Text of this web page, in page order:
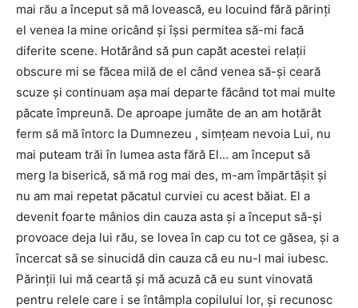
mai rău a început să mă lovească, eu locuind fără părinţi
el venea la mine oricând şi îşsi permitea să-mi facă
diferite scene. Hotărând să pun capăt acestei relaţii
obscure mi se făcea milă de el când venea să-şi ceară
scuze şi continuam aşa mai departe făcând tot mai multe
păcate împreună. De aproape jumăte de an am hotărât
ferm să mă întorc la Dumnezeu , simţeam nevoia Lui, nu
mai puteam trăi în lumea asta fără El… am început să
merg la biserică, să mă rog mai des, m-am împărtăşit şi
nu am mai repetat păcatul curviei cu acest băiat. El a
devenit foarte mânios din cauza asta şi a început să-şi
provoace deja lui rău, se lovea în cap cu tot ce găsea, şi a
încercat să se sinucidă din cauza că eu nu-l mai iubesc.
Părinţii lui mă ceartă şi mă acuză că eu sunt vinovată
pentru relele care i se întâmpla copilului lor, şi recunosc